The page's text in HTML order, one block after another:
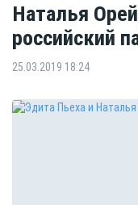
Наталья
российский
25.03.2019 18:24